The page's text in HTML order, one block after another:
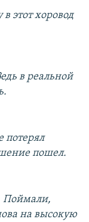
этот хоровод
в реальной
потерял
пошел.
Поймали,
на высокую